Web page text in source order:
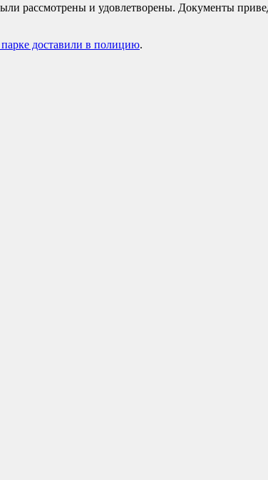
рассмотрены и удовлетворены. Документы
доставили в полицию.